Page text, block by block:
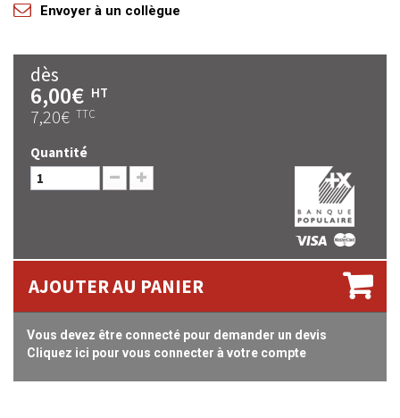
Envoyer à un collègue
dès
6,00€ HT
7,20€ TTC
Quantité
AJOUTER AU PANIER
Vous devez être connecté pour demander un devis
Cliquez ici pour vous connecter à votre compte